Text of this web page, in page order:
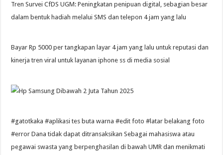
Tren Survei CfDS UGM: Peningkatan penipuan digital, sebagian besar
dalam bentuk hadiah melalui SMS dan telepon 4 jam yang lalu
Bayar Rp 5000 per tangkapan layar 4 jam yang lalu untuk reputasi dan
kinerja tren viral untuk layanan iphone ss di media sosial
#gatotkaka #aplikasi tes buta warna #edit foto #latar belakang foto
#error Dana tidak dapat ditransaksikan Sebagai mahasiswa atau
pegawai swasta yang berpenghasilan di bawah UMR dan menikmati